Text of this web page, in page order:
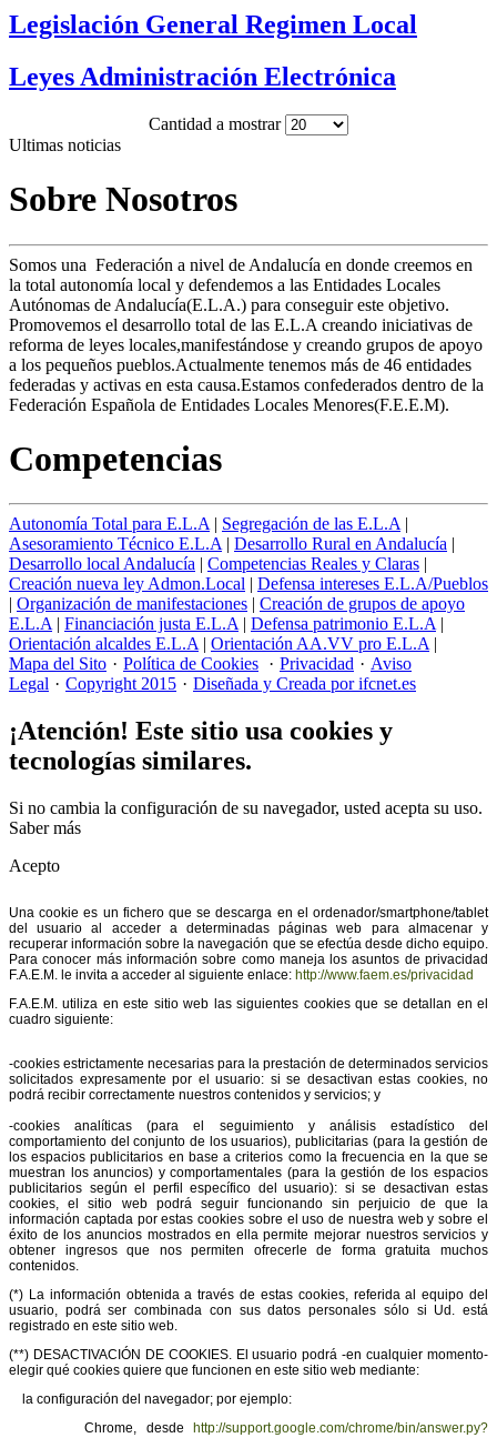
Legislación General Regimen Local
Leyes Administración Electrónica
Cantidad a mostrar
Ultimas noticias
Sobre Nosotros
Somos una Federación a nivel de Andalucía en donde creemos en
la total autonomía local y defendemos a las Entidades Locales
Autónomas de Andalucía(E.L.A.) para conseguir este objetivo.
Promovemos el desarrollo total de las E.L.A creando iniciativas de
reforma de leyes locales,manifestándose y creando grupos de apoyo
a los pequeños pueblos.Actualmente tenemos más de 46 entidades
federadas y activas en esta causa.Estamos confederados dentro de la
Federación Española de Entidades Locales Menores(F.E.E.M).
Competencias
Autonomía Total para E.L.A | Segregación de las E.L.A |
Asesoramiento Técnico E.L.A | Desarrollo Rural en Andalucía |
Desarrollo local Andalucía | Competencias Reales y Claras |
Creación nueva ley Admon.Local | Defensa intereses E.L.A/Pueblos
| Organización de manifestaciones | Creación de grupos de apoyo
E.L.A | Financiación justa E.L.A | Defensa patrimonio E.L.A |
Orientación alcaldes E.L.A | Orientación AA.VV pro E.L.A |
Mapa del Sito · Política de Cookies · Privacidad · Aviso
Legal · Copyright 2015 · Diseñada y Creada por ifcnet.es
¡Atención! Este sitio usa cookies y
tecnologías similares.
Si no cambia la configuración de su navegador, usted acepta su uso.
Saber más
Acepto
Una cookie es un fichero que se descarga en el ordenador/smartphone/tablet
del usuario al acceder a determinadas páginas web para almacenar y
recuperar información sobre la navegación que se efectúa desde dicho equipo.
Para conocer más información sobre como maneja los asuntos de privacidad
F.A.E.M. le invita a acceder al siguiente enlace: http://www.faem.es/privacidad
F.A.E.M. utiliza en este sitio web las siguientes cookies que se detallan en el
cuadro siguiente:
-cookies estrictamente necesarias para la prestación de determinados servicios
solicitados expresamente por el usuario: si se desactivan estas cookies, no
podrá recibir correctamente nuestros contenidos y servicios; y
-cookies analíticas (para el seguimiento y análisis estadístico del
comportamiento del conjunto de los usuarios), publicitarias (para la gestión de
los espacios publicitarios en base a criterios como la frecuencia en la que se
muestran los anuncios) y comportamentales (para la gestión de los espacios
publicitarios según el perfil específico del usuario): si se desactivan estas
cookies, el sitio web podrá seguir funcionando sin perjuicio de que la
información captada por estas cookies sobre el uso de nuestra web y sobre el
éxito de los anuncios mostrados en ella permite mejorar nuestros servicios y
obtener ingresos que nos permiten ofrecerle de forma gratuita muchos
contenidos.
(*) La información obtenida a través de estas cookies, referida al equipo del
usuario, podrá ser combinada con sus datos personales sólo si Ud. está
registrado en este sitio web.
(**) DESACTIVACIÓN DE COOKIES. El usuario podrá -en cualquier momento-
elegir qué cookies quiere que funcionen en este sitio web mediante:
la configuración del navegador; por ejemplo:
Chrome, desde
http://support.google.com/chrome/bin/answer.py?